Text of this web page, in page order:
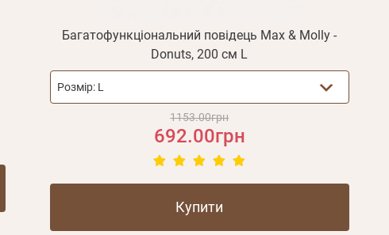
Багатофункціональний повідець Max & Molly -
Donuts, 200 см L
Розмір: L
1153.00грн
692.00грн
Купити